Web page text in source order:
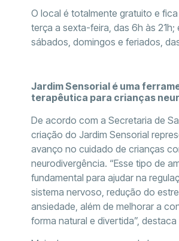
O local é totalmente gratuito e
terça a sexta-feira, das 6h às 21h;
sábados, domingos e feriados,
Jardim Sensorial é uma
terapêutica para crianças
De acordo com a Secretaria de
criação do Jardim Sensorial
avanço no cuidado de crianças
neurodivergência. “Esse tipo de
fundamental para ajudar na
sistema nervoso, redução do
ansiedade, além de melhorar a
forma natural e divertida”,